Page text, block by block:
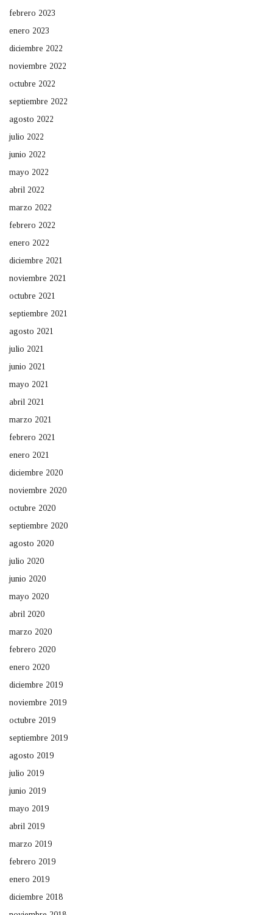
febrero 2023
enero 2023
diciembre 2022
noviembre 2022
octubre 2022
septiembre 2022
agosto 2022
julio 2022
junio 2022
mayo 2022
abril 2022
marzo 2022
febrero 2022
enero 2022
diciembre 2021
noviembre 2021
octubre 2021
septiembre 2021
agosto 2021
julio 2021
junio 2021
mayo 2021
abril 2021
marzo 2021
febrero 2021
enero 2021
diciembre 2020
noviembre 2020
octubre 2020
septiembre 2020
agosto 2020
julio 2020
junio 2020
mayo 2020
abril 2020
marzo 2020
febrero 2020
enero 2020
diciembre 2019
noviembre 2019
octubre 2019
septiembre 2019
agosto 2019
julio 2019
junio 2019
mayo 2019
abril 2019
marzo 2019
febrero 2019
enero 2019
diciembre 2018